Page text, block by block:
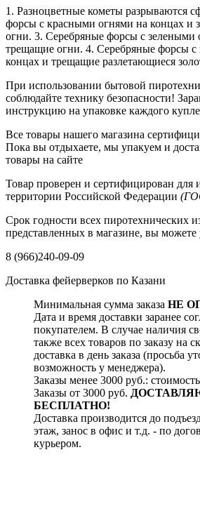
1. Разноцветные кометы разрываются
форсы с красными огнями на концах и
огни. 3. Серебряные форсы с зелеными
трещащие огни. 4. Серебряные форсы с
концах и трещащие разлетающиеся
При использовании бытовой
соблюдайте технику безопасности!
инструкцию на упаковке каждого
Все товары нашего магазина
Пока вы отдыхаете, мы упакуем и
товары на сайте
Товар проверен и сертифицирован для
территории Российской Федерации
Срок годности всех пиротехнических
представленных в магазине, вы можете
8 (966)240-09-09
Доставка фейерверков по Казани
Минимальная сумма заказа НЕ
Дата и время доставки заранее
покупателем. В случае наличия
также всех товаров по заказу на
доставка в день заказа (просьба
возможность у менеджера).
Заказы менее 3000 руб.:
Заказы от 3000 руб.
БЕСПЛАТНО!
Доставка производится до
этаж, занос в офис и т.д. - по
курьером.